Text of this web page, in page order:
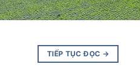
TIẾP TỤC ĐỌC →